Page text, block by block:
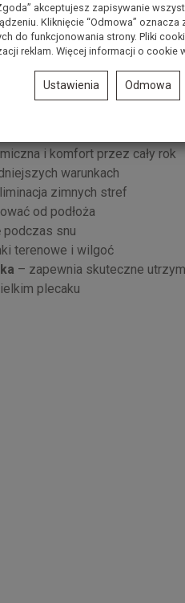
w terenie jest jeszcze
się w trakcie nocy.
wymagających
i komfort przez cały rok
warunkach
zimnych stref
od podłoża
snu
terenowe i wilgoć
– zapewnia skuteczne
plecaku
akceptujesz zapisywanie
Kliknięcie “Odmowa” oznacza
do funkcjonowania strony. Pliki
reklam. Więcej informacji o cookie
Ustawienia Odmowa